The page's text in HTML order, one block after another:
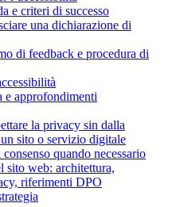
e criteri di successo
una dichiarazione di
di feedback e procedura di
e approfondimenti
la privacy sin dalla
sito o servizio digitale
quando necessario
sito web: architettura,
riferimenti DPO